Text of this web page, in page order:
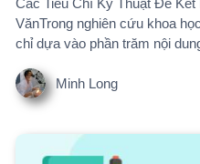
Minh Long